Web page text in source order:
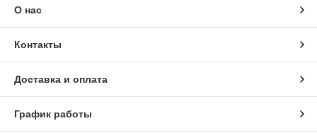
О нас
Контакты
Доставка и оплата
График работы